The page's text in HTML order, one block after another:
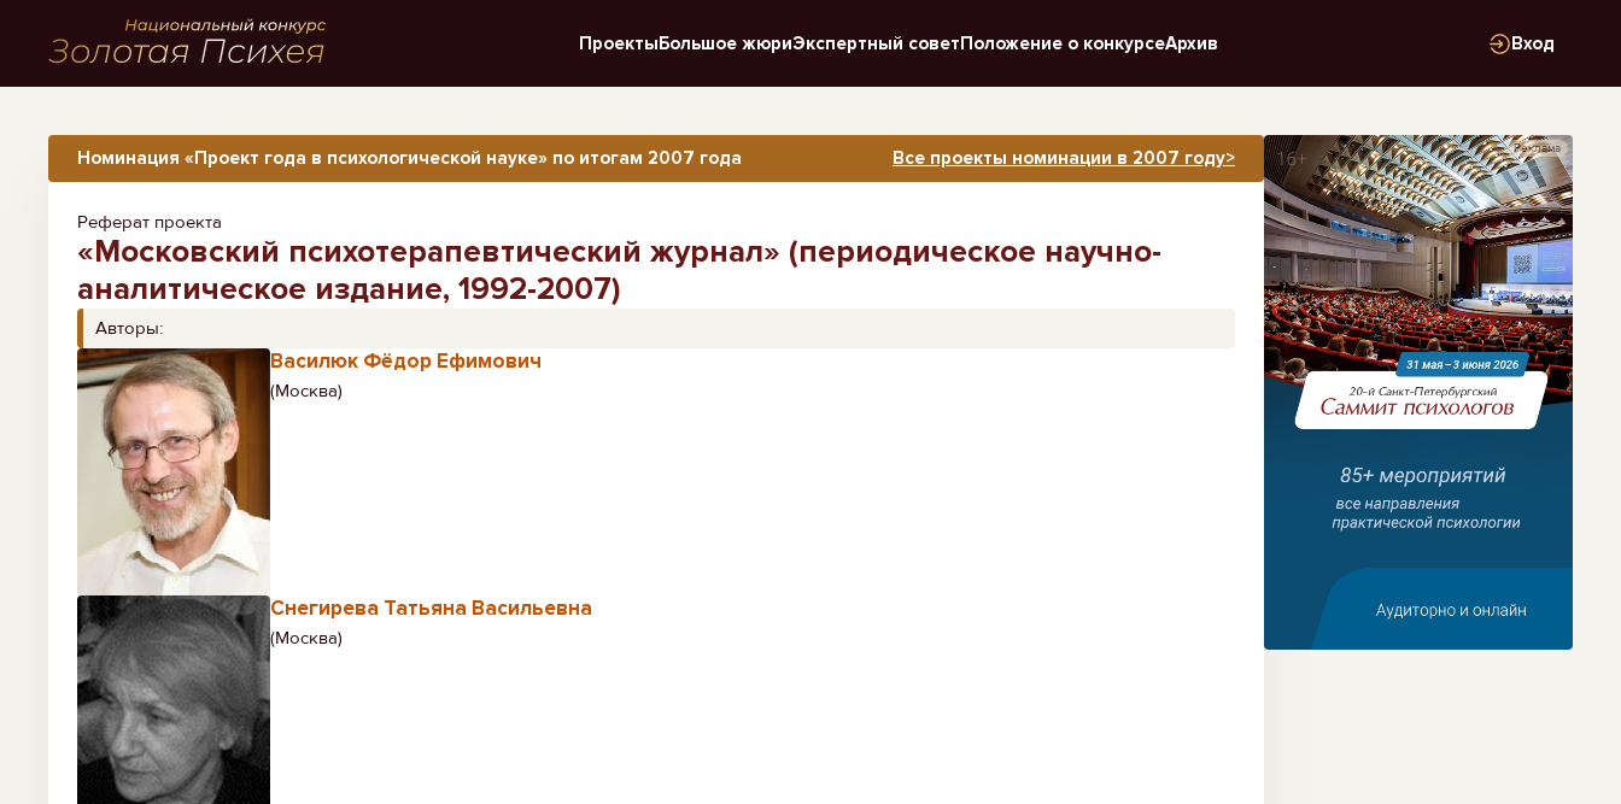
Вход
ПроектыБольшое жюриЭкспертный советПоложение о конкурсеАрхив
Номинация «Проект года в психологической науке» по итогам 2007 года Все проекты номинации в 2007 году>
Реферат проекта
«Московский психотерапевтический журнал» (периодическое научно-
аналитическое издание, 1992-2007)
Авторы:
Василюк Фёдор Ефимович
(Москва)
Снегирева Татьяна Васильевна
(Москва)
Реклама